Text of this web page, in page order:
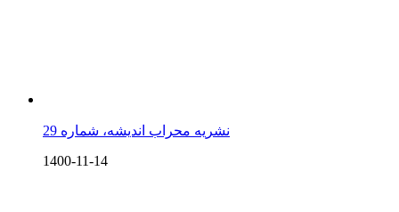
نشریه محراب اندیشه، شماره 29
1400-11-14